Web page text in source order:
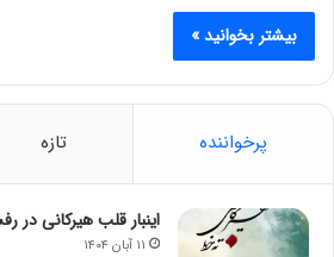
بیشتر بخوانید »
پرخواننده تازه
اینبار قلب هیرکانی در
۱۱ آبان ۱۴۰۴